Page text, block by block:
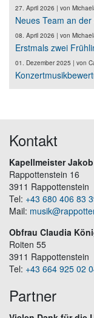
27. April 2026 | von
Neues Team an
08. April 2026 | von
Erstmals zwei
01. Dezember 2025 | von
Kontakt
Kapellmeister
Rappottenstein 16
3911 Rappottenstein
Tel: +43 680 406 83
Mail:
Obfrau Claudia
Roiten 55
3911 Rappottenstein
Tel: +43 664 925 02
Partner